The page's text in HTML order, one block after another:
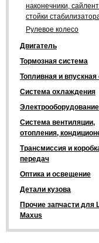
наконечники,
стойки
Рулевое колесо
Двигатель
Тормозная система
Топливная и
Система охлаждения
Электрооборудование
Система вентиляции,
отопления,
Трансмиссия и
передач
Оптика и освещение
Детали кузова
Прочие запчасти для
Maxus